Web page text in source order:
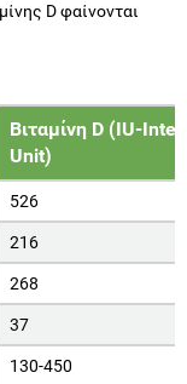
D φαίνονται
Βιταμίνη D (IU-
Unit)
526
216
268
37
130-450